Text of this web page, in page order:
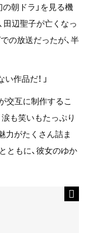
朝ドラ」を見る機
田辺聖子が亡くなっ
の放送だったが、半
作品だ！ 」
交互に制作するこ
も笑いもたっぷり
力がたくさん詰ま
ともに、彼女のゆか